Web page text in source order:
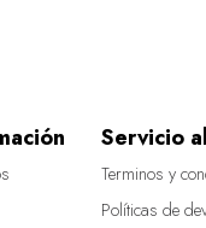
Servicio
Terminos y
Políticas de